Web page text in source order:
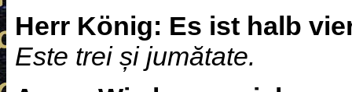
Herr König: Es ist halb
Este trei și jumătate.